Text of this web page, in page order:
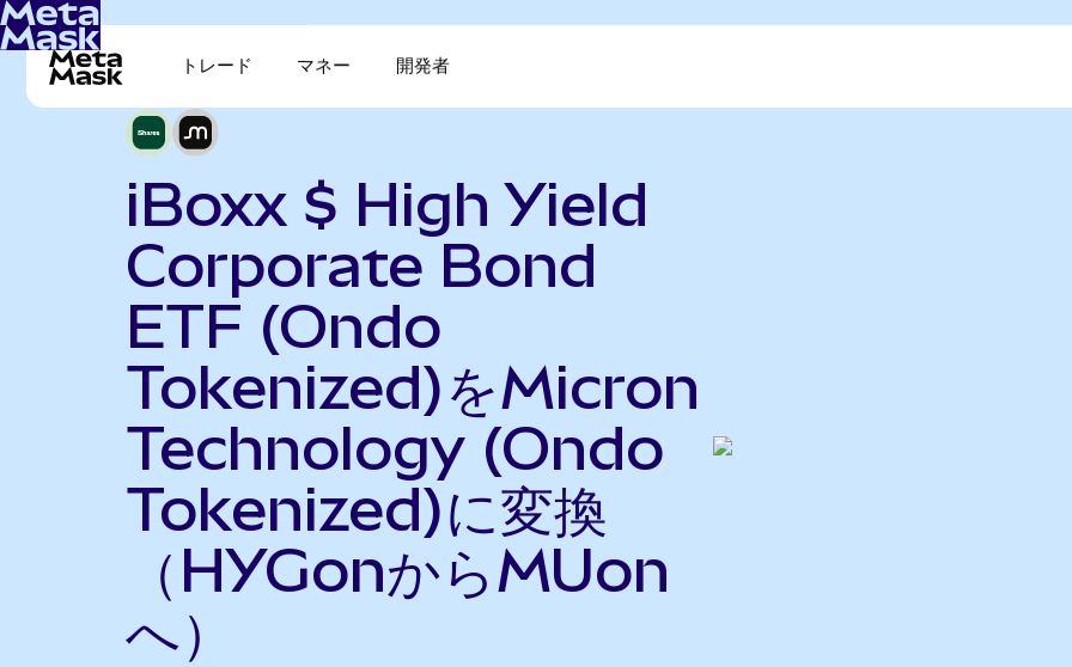
トレード マネー 開発者
iBoxx $ High Yield
Corporate Bond
ETF (Ondo
Tokenized)をMicron
Technology (Ondo
Tokenized)に変換
（HYGonからMUon
へ）